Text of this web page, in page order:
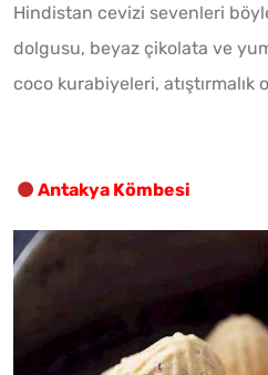
Hindistan cevizi sevenleri
dolgusu, beyaz çikolata ve
coco kurabiyeleri, atıştırmalık
Antakya Kömbesi